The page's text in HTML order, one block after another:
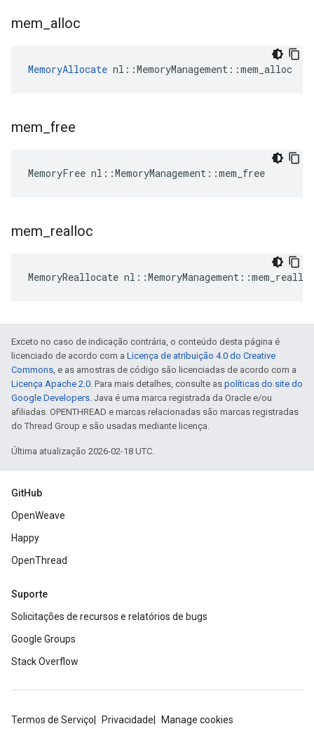
mem alloc
MemoryAllocate nl::MemoryManagement::mem_alloc
mem free
MemoryFree nl::MemoryManagement::mem_free
mem realloc
MemoryReallocate nl::MemoryManagement::mem_realloc
Exceto no caso de indicação contrária, o conteúdo desta página é
licenciado de acordo com a Licença de atribuição 4.0 do Creative
Commons, e as amostras de código são licenciadas de acordo com a
Licença Apache 2.0. Para mais detalhes, consulte as políticas do site do
Google Developers. Java é uma marca registrada da Oracle e/ou
afiliadas. OPENTHREAD e marcas relacionadas são marcas registradas
do Thread Group e são usadas mediante licença.
Última atualização 2026-02-18 UTC.
GitHub
OpenWeave
Happy
OpenThread
Suporte
Solicitações de recursos e relatórios de bugs
Google Groups
Stack Overflow
Termos de Serviço Privacidade Manage cookies